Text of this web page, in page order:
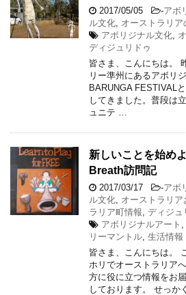
2017/05/05 -アボ
ル文化 オーストラリア
アボリジナル文化
ディジュリドゥ
皆さま、こんにちは。
リー準州にあるアボリ
BARUNGA FESTIVAL
してきました。普段は
ュニテ …
新しいことを始め
Breath訪問記
2017/03/17 -アボ
ル文化 オーストラリア
ラリア町情報 ディジュ
アボリジナルアート
リーマントル 生活情報
皆さま、こんにちは。
ホリでオーストラリア
方に役に立つ情報をお
しております。 せっか